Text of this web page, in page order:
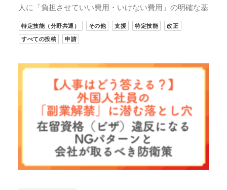
人に「負担させていい費用・いけない費用」の明確な基
特定技能（分野共通） その他 支援 特定技能
改正
すべての投稿
申請